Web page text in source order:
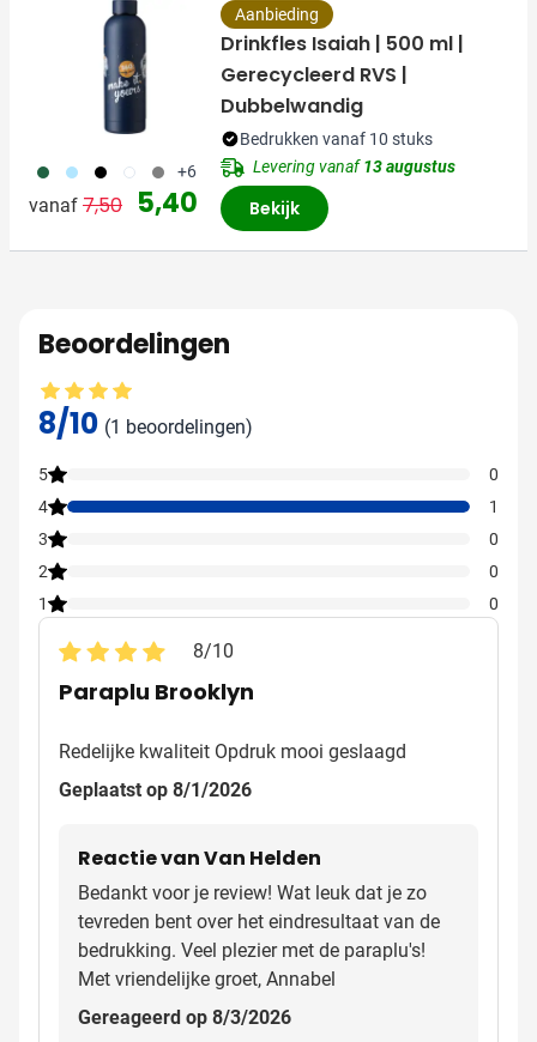
374 363 001 002 003 +6
vanaf Normale prijs
7,50 Speciale prijs
5,40
Aanbieding
Drinkfles Isaiah | 500 ml |
Gerecycleerd RVS |
Dubbelwandig
Bedrukken vanaf 10 stuks
Levering vanaf13 augustus
Bekijk
Beoordelingen
Gemiddelde beoordeling: 8 van 10
8/10 (1 beoordelingen)
5
0
4
1
3
0
2
0
1
0
8/10
Paraplu Brooklyn
Redelijke kwaliteit Opdruk mooi geslaagd
Geplaatst op 8/1/2026
Reactie van Van Helden
Bedankt voor je review! Wat leuk dat je zo
tevreden bent over het eindresultaat van de
bedrukking. Veel plezier met de paraplu's!
Met vriendelijke groet, Annabel
Gereageerd op 8/3/2026